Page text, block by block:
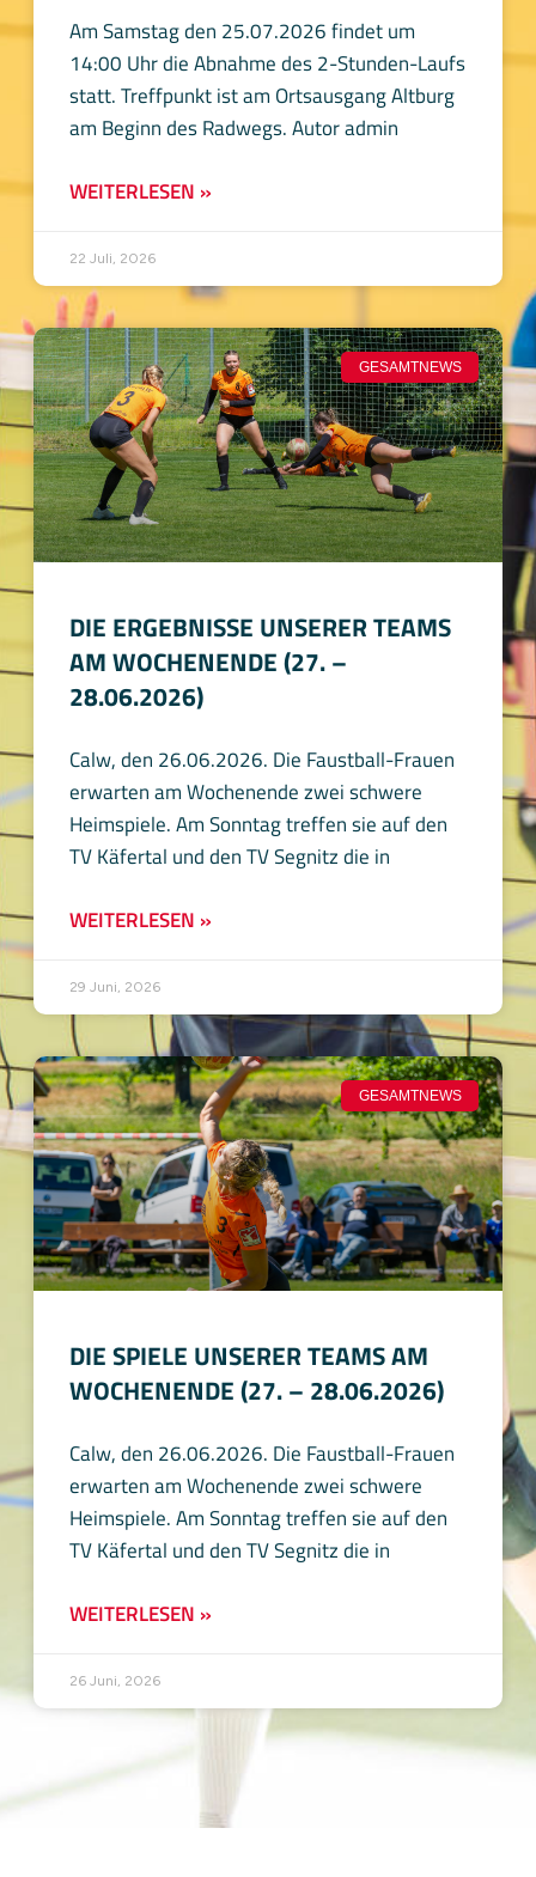
Am Samstag den 25.07.2026 findet um
14:00 Uhr die Abnahme des 2-Stunden-Laufs
statt. Treffpunkt ist am Ortsausgang Altburg
am Beginn des Radwegs. Autor admin
WEITERLESEN »
22 Juli, 2026
GESAMTNEWS
DIE ERGEBNISSE UNSERER TEAMS
AM WOCHENENDE (27. –
28.06.2026)
Calw, den 26.06.2026. Die Faustball-Frauen
erwarten am Wochenende zwei schwere
Heimspiele. Am Sonntag treffen sie auf den
TV Käfertal und den TV Segnitz die in
WEITERLESEN »
29 Juni, 2026
GESAMTNEWS
DIE SPIELE UNSERER TEAMS AM
WOCHENENDE (27. – 28.06.2026)
Calw, den 26.06.2026. Die Faustball-Frauen
erwarten am Wochenende zwei schwere
Heimspiele. Am Sonntag treffen sie auf den
TV Käfertal und den TV Segnitz die in
WEITERLESEN »
26 Juni, 2026